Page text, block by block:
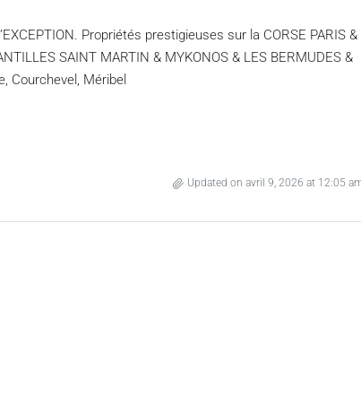
Propriétés prestigieuses sur la CORSE PARIS &
SAINT MARTIN & MYKONOS & LES BERMUDES &
Courchevel, Méribel
Updated on avril 9, 2026 at 12:05